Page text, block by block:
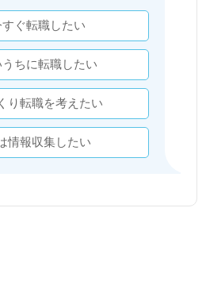
すぐ転職したい
ちに転職したい
り転職を考えたい
情報収集したい